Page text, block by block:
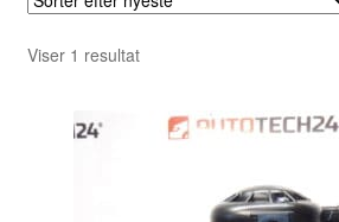
Klageprocedure
Viser 1 resultat